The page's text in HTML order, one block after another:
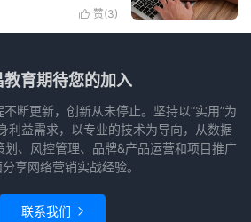
 赞(3)
教育期待您的加入
断更新，创新从未停止。坚持以“实用”为
利益需求，以专业的技术为导向，从数据
、风控管理、品牌&产品运营和项目推广
享网络营销实战经验。
联系我们 